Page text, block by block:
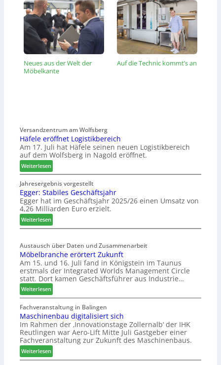
Neues aus der Welt der
Möbelkante
Auf die Technic kommt’s an
Versandzentrum am Wolfsberg
Häfele eröffnet Logistikbereich
Am 17. Juli hat Häfele seinen neuen Logistikbereich
auf dem Wolfsberg in Nagold eröffnet.
Weiterlesen:
H
ä
f
e
l
e
ö
f
f
n
e
t
L
o
g
i
s
t
i
k
Jahresergebnis vorgestellt
Egger: Stabiles Geschäftsjahr
Egger hat im Geschäftsjahr 2025/26 einen Umsatz von
4,26 Milliarden Euro erzielt.
Weiterlesen:
E
g
e
r
:
S
t
a
b
i
l
e
s
G
e
Austausch über Daten und Zusammenarbeit
Möbelbranche erörtert Zukunft
Am 15. und 16. Juli fand in Königstein im Taunus
erstmals der Integrated Worlds Management Circle
statt. Dort kamen Geschäftsführer aus Industrie…
Weiterlesen:
M
ö
b
e
l
b
r
a
Fachveranstaltung in Balingen
Maschinenbau digitalisiert sich
Im Rahmen der ‚Innovationstage Zollernalb‘ der IHK
Reutlingen war Aero-Lift Mitte Juli Gastgeber einer
Fachveranstaltung zur Zukunft des Maschinenbaus.
Weiterlesen:
M